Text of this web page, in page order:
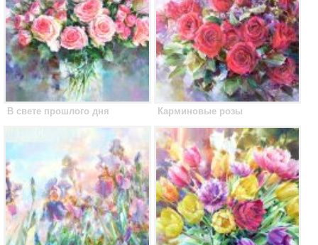
В свете прошлого дня Карминовые розы